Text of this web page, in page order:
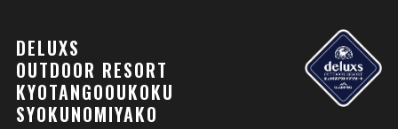
DELUXS
OUTDOOR RESORT
KYOTANGOOUKOKU
SYOKUNOMIYAKO